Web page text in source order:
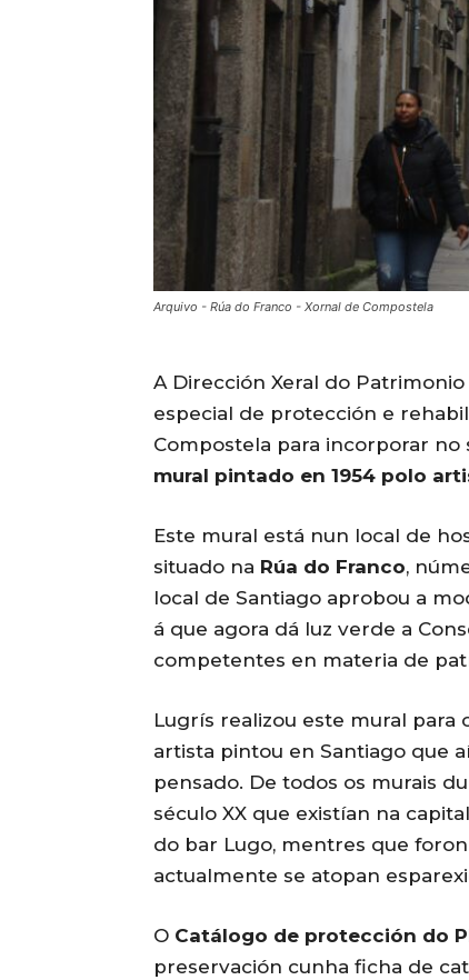
Arquivo - Rúa do Franco - Xornal de Compostela
A Dirección Xeral do
especial de protección e
Compostela para incorporar
mural pintado en 1954 polo
Este mural está nun local de
situado na Rúa do Franco,
local de Santiago aprobou a
á que agora dá luz verde a
competentes en materia de
Lugrís realizou este mural
artista pintou en Santiago que
pensado. De todos os murais
século XX que existían na
do bar Lugo, mentres que
actualmente se atopan
O Catálogo de protección do
preservación cunha ficha de